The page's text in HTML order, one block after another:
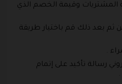
وقيمة الخصم الذي
ثم بعد ذلك قم باختيار طريقة
.
رسالة تأكيد على إتمام